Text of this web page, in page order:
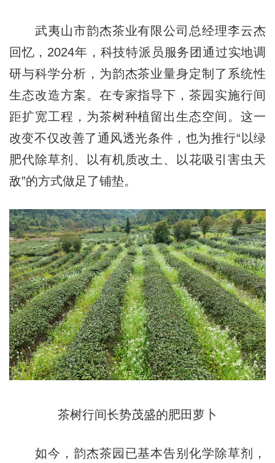
武夷山市韵杰茶业有限公司总经理李云杰
回忆，2024年，科技特派员服务团通过实地调
研与科学分析，为韵杰茶业量身定制了系统性
生态改造方案。在专家指导下，茶园实施行间
距扩宽工程，为茶树种植留出生态空间。这一
改变不仅改善了通风透光条件，也为推行“以绿
肥代除草剂、以有机质改土、以花吸引害虫天
敌”的方式做足了铺垫。
茶树行间长势茂盛的肥田萝卜
如今，韵杰茶园已基本告别化学除草剂，